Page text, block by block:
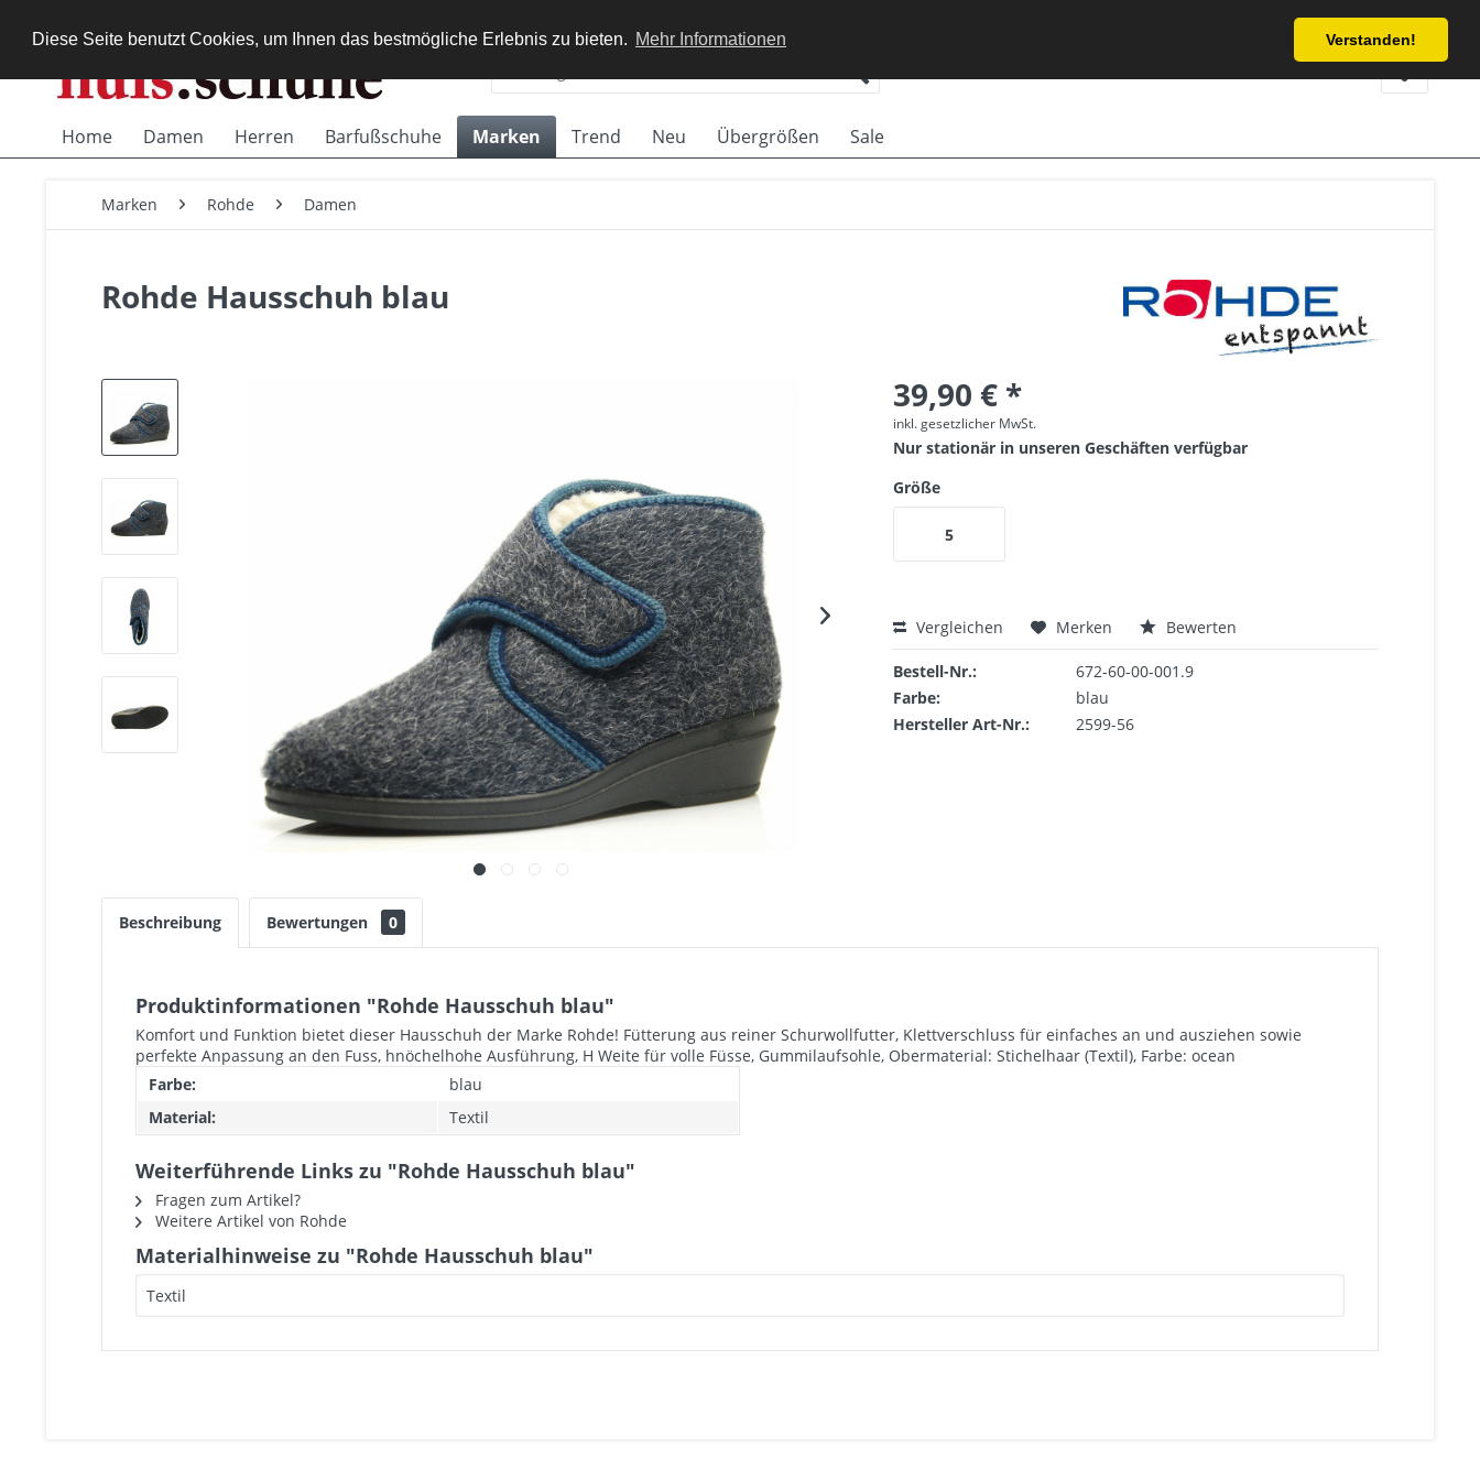
Diese Seite benutzt Cookies, um Ihnen das bestmögliche Erlebnis zu bieten. Mehr Informationen Verstanden!
Service/Hilfe
Home Damen Herren Barfußschuhe Marken Trend Neu Übergrößen Sale
Marken Rohde Damen
Rohde Hausschuh blau
39,90 € *
inkl. gesetzlicher MwSt.
Nur stationär in unseren Geschäften verfügbar
Größe
5
Vergleichen Merken Bewerten
Bestell-Nr.:
672-60-00-001.9
Farbe:
blau
Hersteller Art-Nr.:
2599-56
Beschreibung Bewertungen 0
Produktinformationen "Rohde Hausschuh blau"
Komfort und Funktion bietet dieser Hausschuh der Marke Rohde! Fütterung aus reiner Schurwollfutter, Klettverschluss für einfaches an und ausziehen sowie
perfekte Anpassung an den Fuss, hnöchelhohe Ausführung, H Weite für volle Füsse, Gummilaufsohle, Obermaterial: Stichelhaar (Textil), Farbe: ocean
Farbe:
blau
Material:
Textil
Weiterführende Links zu "Rohde Hausschuh blau"
Fragen zum Artikel?
Weitere Artikel von Rohde
Materialhinweise zu "Rohde Hausschuh blau"
Textil